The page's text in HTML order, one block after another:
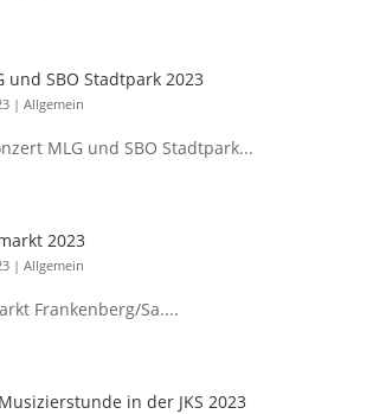
und SBO Stadtpark 2023
|Allgemein
MLG und SBO Stadtpark...
2023
|Allgemein
Frankenberg/Sa....
in der JKS 2023